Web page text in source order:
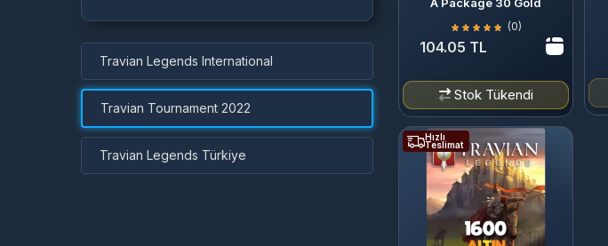
Travian Legends International
Travian Tournament 2022
Travian Legends Türkiye
(0)
104.05 TL
Stok Tükendi
Hızlı
Teslimat